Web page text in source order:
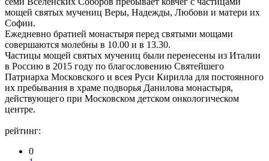
мощей святых мучениц Веры, Надежды, Любови и матери их
Софии.
Ежедневно братией монастыря перед святыми мощами
совершаются молебны в 10.00 и в 13.30.
Частицы мощей святых мучениц были перенесены из Италии
в Россию в 2015 году по благословению Святейшего
Патриарха Московского и всея Руси Кирилла для постоянного
их пребывания в храме подворья Данилова монастыря,
действующего при Московском детском онкологическом
центре.
рейтинг:
0